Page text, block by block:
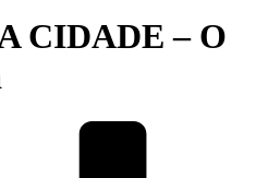
CIDADE – O